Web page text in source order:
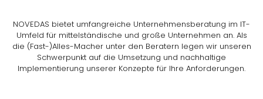
NOVEDAS bietet umfangreiche Unternehmensberatung im IT-
Umfeld für mittelständische und große Unternehmen an. Als
die (Fast-)Alles-Macher unter den Beratern legen wir unseren
Schwerpunkt auf die Umsetzung und nachhaltige
Implementierung unserer Konzepte für Ihre Anforderungen.